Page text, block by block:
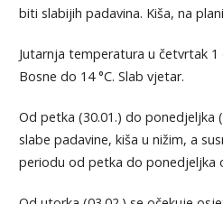
biti slabijih padavina. Kiša, na
Jutarnja temperatura u četvrtak
Bosne do 14 °C. Slab vjetar.
Od petka (30.01.) do ponedjeljka
slabe padavine, kiša u nižim, a
periodu od petka do ponedjeljka